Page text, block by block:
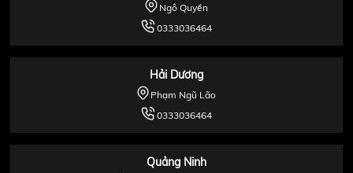
Ngô Quyền
0333036464
Hải Dương
Phạm Ngũ Lão
0333036464
Quảng Ninh